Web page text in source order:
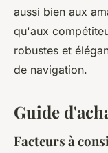
aussi bien aux
qu'aux
robustes et
de navigation.
Guide
Facteurs à